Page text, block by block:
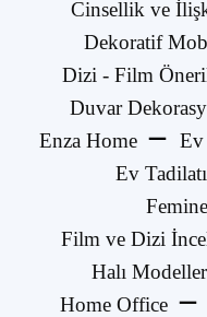
Cinsellik ve
Dekoratif
Dizi - Film
Duvar
Enza Home
Ev
Ev Tadilatı
Film ve Dizi
Halı
Home Office